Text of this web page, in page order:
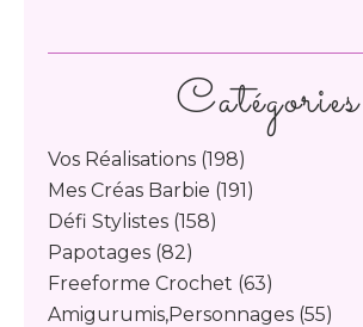
Catégories
Vos Réalisations (198)
Mes Créas Barbie (191)
Défi Stylistes (158)
Papotages (82)
Freeforme Crochet (63)
Amigurumis,personnages (55)